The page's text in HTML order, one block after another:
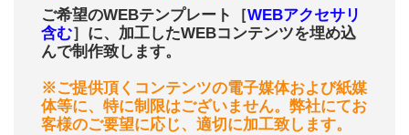
ご希望のWEBテンプレート［WEBアクセサリ
含む］に、加工したWEBコンテンツを埋め込
んで制作致します。
※ご提供頂くコンテンツの電子媒体および紙媒
体等に、特に制限はございません。弊社にてお
客様のご要望に応じ、適切に加工致します。